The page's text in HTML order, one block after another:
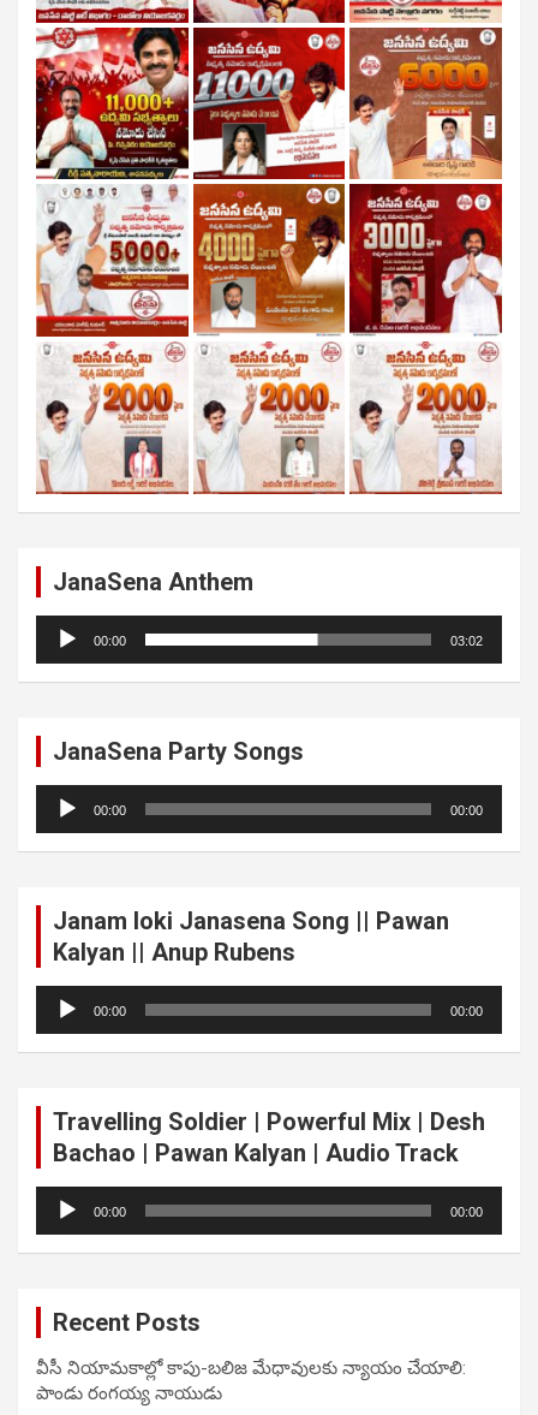
JanaSena Anthem
Audio
Player
00:00 03:02
JanaSena Party Songs
Audio
Player
00:00 00:00
Janam loki Janasena Song || Pawan
Kalyan || Anup Rubens
Audio
Player
00:00 00:00
Travelling Soldier | Powerful Mix | Desh
Bachao | Pawan Kalyan | Audio Track
Audio
Player
00:00 00:00
Recent Posts
వీసీ నియామకాల్లో కాపు-బలిజ మేధావులకు న్యాయం చేయాలి:
పాండు రంగయ్య నాయుడు